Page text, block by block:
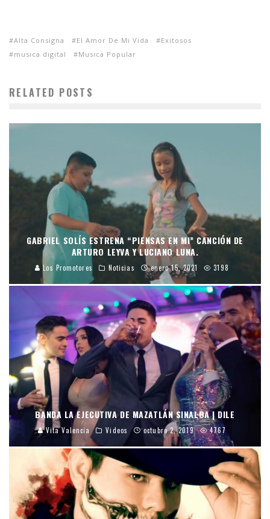
Alta Consigna El Amor De Mi Vida
Exitosos
musica digital
Musica Popular
RELATED POSTS
GABRIEL SOLÍS ESTRENA “PIENSAS EN MI” CANCIÓN DE
ARTURO LEYVA Y LUCIANO LUNA.
Los Promotores Noticias enero 15, 2021 3198
BANDA LA EJECUTIVA DE MAZATLÁN SINALOA | DILE
Vita Valencia Videos octubre 2, 2019 4767